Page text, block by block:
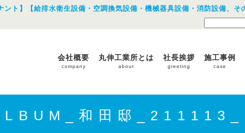
ト】【給排水衛生設備・空調換気設備・機械器具設備・消防設備、そ
会社概要
company
丸伸工業所とは
about
社長挨拶
greeting
施工事例
case
和田邸